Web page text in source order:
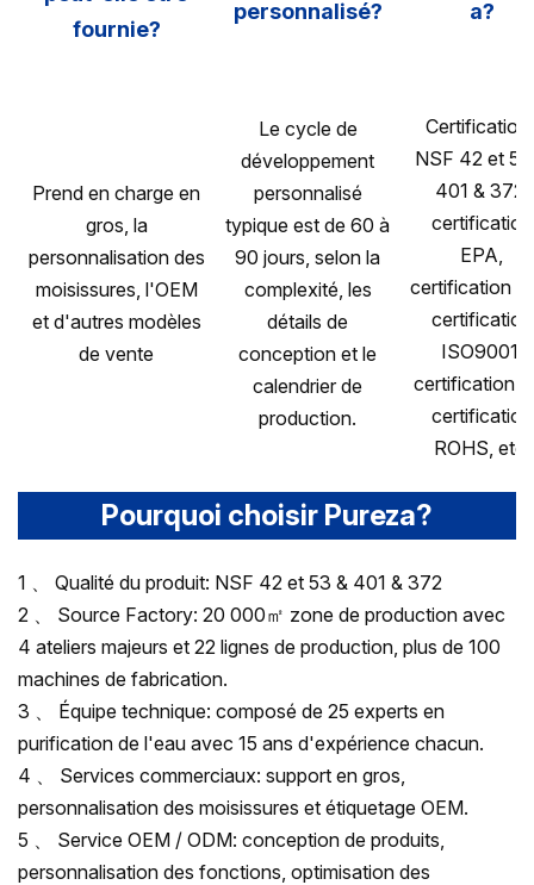
fournie?
personnalisé? a?
Prend en charge en
gros, la
personnalisation des
moisissures, l'OEM
et d'autres modèles
de vente
Le cycle de
développement
personnalisé
typique est de 60 à
90 jours, selon la
complexité, les
détails de
conception et le
calendrier de
production.
NSF 42 et
401 & 372,
certification
EPA,
certification
certification
ISO9001,
certification
certification
ROHS, etc.
Pourquoi choisir Pureza?
1 、 Qualité du produit: NSF 42 et 53 & 401 & 372
2 、 Source Factory: 20 000㎡ zone de production avec
4 ateliers majeurs et 22 lignes de production, plus de 100
machines de fabrication.
3 、 Équipe technique: composé de 25 experts en
purification de l'eau avec 15 ans d'expérience chacun.
4 、 Services commerciaux: support en gros,
personnalisation des moisissures et étiquetage OEM.
5 、 Service OEM / ODM: conception de produits,
personnalisation des fonctions, optimisation des